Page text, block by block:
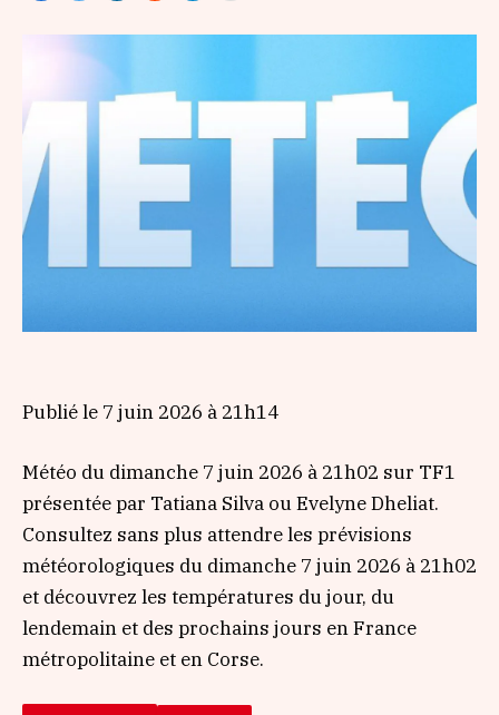
Publié le 7 juin 2026 à 21h14
Météo du dimanche 7 juin 2026 à 21h02 sur TF1
présentée par Tatiana Silva ou Evelyne Dheliat.
Consultez sans plus attendre les prévisions
météorologiques du dimanche 7 juin 2026 à 21h02
et découvrez les températures du jour, du
lendemain et des prochains jours en France
métropolitaine et en Corse.